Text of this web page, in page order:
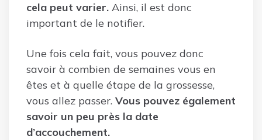
cela peut varier. Ainsi, il est donc
important de le notifier.
Une fois cela fait, vous pouvez donc
savoir à combien de semaines vous en
êtes et à quelle étape de la grossesse,
vous allez passer. Vous pouvez également
savoir un peu près la date
d’accouchement.